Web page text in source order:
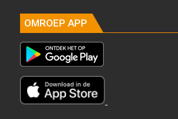
OMROEP APP